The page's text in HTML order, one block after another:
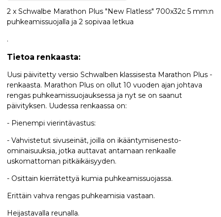
2 x Schwalbe Marathon Plus "New Flatless" 700x32c 5 mm:n
puhkeamissuojalla ja 2 sopivaa letkua
.
Tietoa renkaasta:
Uusi päivitetty versio Schwalben klassisesta Marathon Plus -
renkaasta. Marathon Plus on ollut 10 vuoden ajan johtava
rengas puhkeamissuojauksessa ja nyt se on saanut
päivityksen. Uudessa renkaassa on:
- Pienempi vierintävastus:
- Vahvistetut sivuseinät, joilla on ikääntymisenesto-
ominaisuuksia, jotka auttavat antamaan renkaalle
uskomattoman pitkäikäisyyden.
- Osittain kierrätettyä kumia puhkeamissuojassa.
Erittäin vahva rengas puhkeamisia vastaan.
Heijastavalla reunalla.